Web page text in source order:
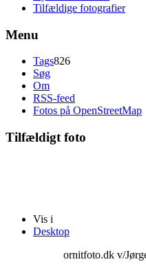
Tilfældige fotografier
Menu
Tags826
Søg
Om
RSS-feed
Fotos på OpenStreetMap
Tilfældigt foto
Vis i
Desktop
ornitfoto.dk v/